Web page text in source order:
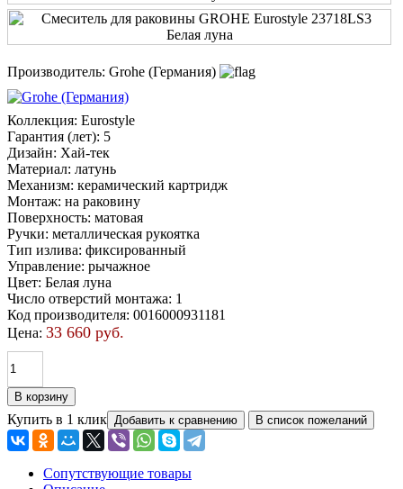
Производитель: Grohe (Германия)
Коллекция: Eurostyle
Гарантия (лет): 5
Дизайн: Хай-тек
Материал: латунь
Механизм: керамический картридж
Монтаж: на раковину
Поверхность: матовая
Ручки: металлическая рукоятка
Тип излива: фиксированный
Управление: рычажное
Цвет: Белая луна
Число отверстий монтажа: 1
Код производителя: 0016000931181
Цена: 33 660 руб.
Купить в 1 клик
Сопутствующие товары